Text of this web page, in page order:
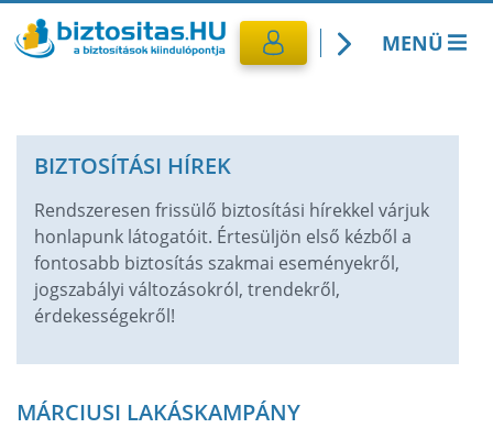
MENÜ
CASCO Biztosítás
Lakásbiztosítás
BIZTOSÍTÁSI HÍREK
Rendszeresen frissülő biztosítási hírekkel várjuk
honlapunk látogatóit. Értesüljön első kézből a
fontosabb biztosítás szakmai eseményekről,
jogszabályi változásokról, trendekről,
érdekességekről!
MÁRCIUSI LAKÁSKAMPÁNY